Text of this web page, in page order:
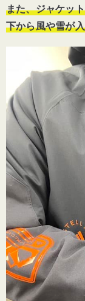
また、ジャケッ
下から風や雪が